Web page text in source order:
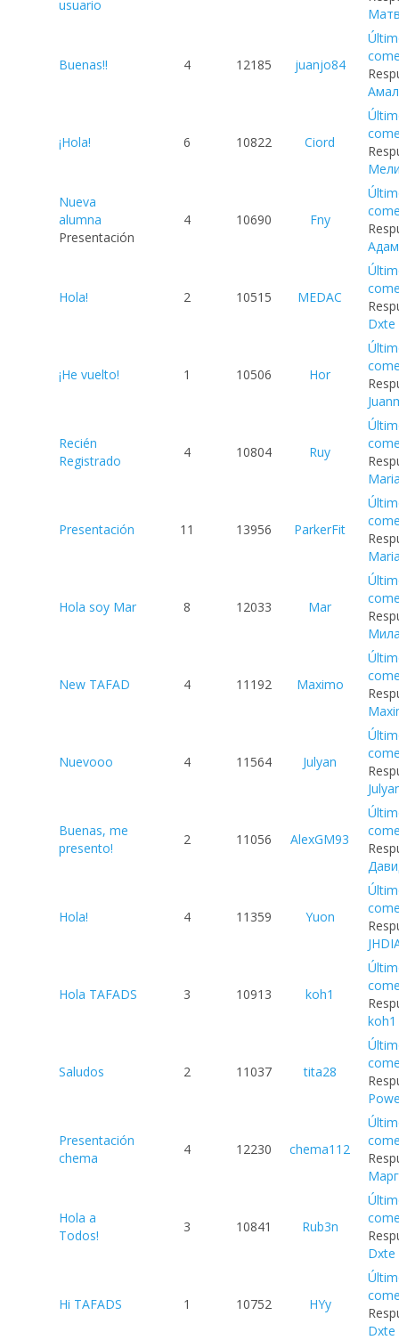
usuario
Buenas!! 4 12185 juanjo84
¡Hola! 6 10822 Ciord
Nueva
alumna
Presentación
4 10690 Fny
Адам
Hola! 2 10515 MEDAC
Dxte
¡He vuelto! 1 10506 Hor
Recién
Registrado
4 10804 Ruy
Presentación 11 13956 ParkerFit
Hola soy Mar 8 12033 Mar
New TAFAD 4 11192 Maximo
Nuevooo 4 11564 Julyan
Buenas, me
presento!
2 11056 AlexGM93
Hola! 4 11359 Yuon
Hola TAFADS 3 10913 koh1
koh1
Saludos 2 11037 tita28
Presentación
chema
4 12230 chema112
Hola a
Todos!
3 10841 Rub3n
Dxte
Hi TAFADS 1 10752 HYy
Dxte